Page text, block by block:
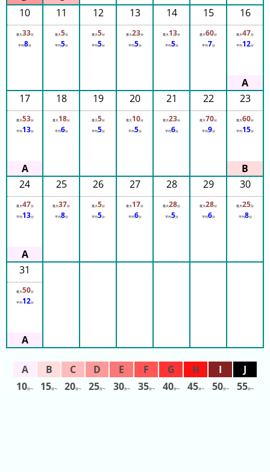
ラ
ン
ド
み
う
ン
さ
湖
レ
ジ
フ
ォ
レ
ス
14:10
14:10
14:10
14:10
14:10
14:15
14:15
14:15
14:15
14:15
14:20
14:20
14:20
14:20
14:20
14:25
14:30
14:30
10
最大33分
平均8分
11
最大5分
平均5分
12
最大5分
平均5分
13
最大23分
平均5分
14
最大13分
平均5分
15
最大60分
平均7分
16
最大47分
平均12分
17
最大53分
平均13分
18
最大18分
平均6分
19
最大5分
平均5分
20
最大10分
平均5分
21
最大23分
平均6分
22
最大70分
平均9分
23
最大60分
平均15分
24
最大47分
平均13分
25
最大37分
平均8分
26
最大5分
平均5分
27
最大17分
平均6分
28
最大28分
平均5分
29
最大28分
平均6分
30
最大25分
平均8分
31
最大50分
平均12分
10分〜 15分〜 20分〜 25分〜 30分〜 35分〜 40分〜 45分〜 50分〜 55分〜